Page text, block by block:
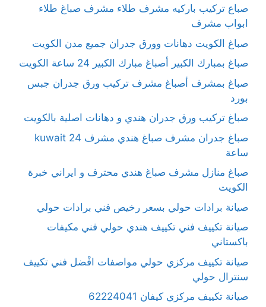
صباع تركيب باركيه مشرف طلاء مشرف صباغ طلاء
ابواب مشرف
صباغ الكويت دهانات وورق جدران جميع مدن الكويت
صباغ بمبارك الكبير أصباغ مبارك الكبير 24 ساعة الكويت
صباغ بمشرف أصباغ مشرف تركيب ورق جدران جبس
بورد
صباغ تركيب ورق جدران هندي و دهانات اصلية بالكويت
صباغ جدران مشرف صباغ هندي مشرف kuwait 24
ساعة
صباغ منازل مشرف صباغ هندي محترف و ايراني خبرة
الكويت
صيانة برادات حولي بسعر رخيص فني برادات حولي
صيانة تكييف فني تكييف هندي حولي فني مكيفات
باكستاني
صيانة تكييف مركزي حولي مواصفات افْضل فني تكييف
سنترال حولي
صيانة تكييف مركزي كيفان 62224041